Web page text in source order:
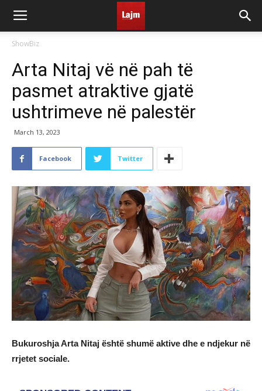
ShowBiz
Arta Nitaj vë në pah të
pasmet atraktive gjatë
ushtrimeve në palestër
March 13, 2023
Facebook Twitter
Bukuroshja Arta Nitaj është shumë aktive dhe e ndjekur në
rrjetet sociale.